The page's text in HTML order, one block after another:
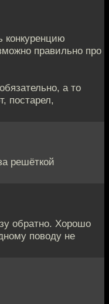
конкуренцию
правильно про
а то
постарел,
решёткой
обратно. Хорошо
поводу не